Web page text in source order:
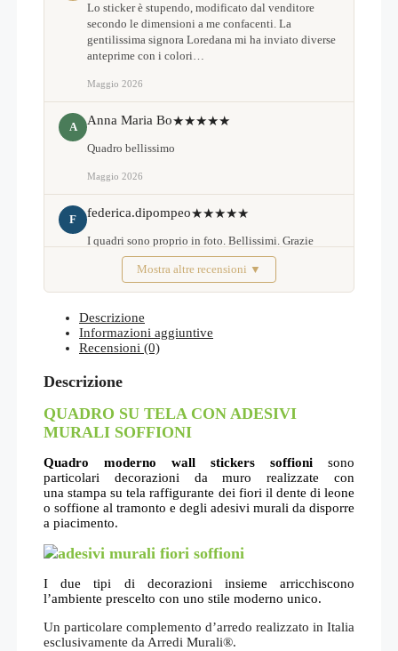
Lo sticker è stupendo, modificato dal venditore
secondo le dimensioni a me confacenti. La
gentilissima signora Loredana mi ha inviato diverse
anteprime con i colori…
Maggio 2026
A Anna Maria Bo★★★★★
Quadro bellissimo
Maggio 2026
F federica.dipompeo★★★★★
I quadri sono proprio in foto. Bellissimi. Grazie
Febbraio 2026Mostra altre recensioni ▼
Descrizione
Informazioni aggiuntive
Recensioni (0)
Descrizione
QUADRO SU TELA CON ADESIVI
MURALI SOFFIONI
Quadro moderno wall stickers soffioni sono
particolari decorazioni da muro realizzate con
una stampa su tela raffigurante dei fiori il dente di leone
o soffione al tramonto e degli adesivi murali da disporre
a piacimento.
I due tipi di decorazioni insieme arricchiscono
l’ambiente prescelto con uno stile moderno unico.
Un particolare complemento d’arredo realizzato in Italia
esclusivamente da Arredi Murali®.